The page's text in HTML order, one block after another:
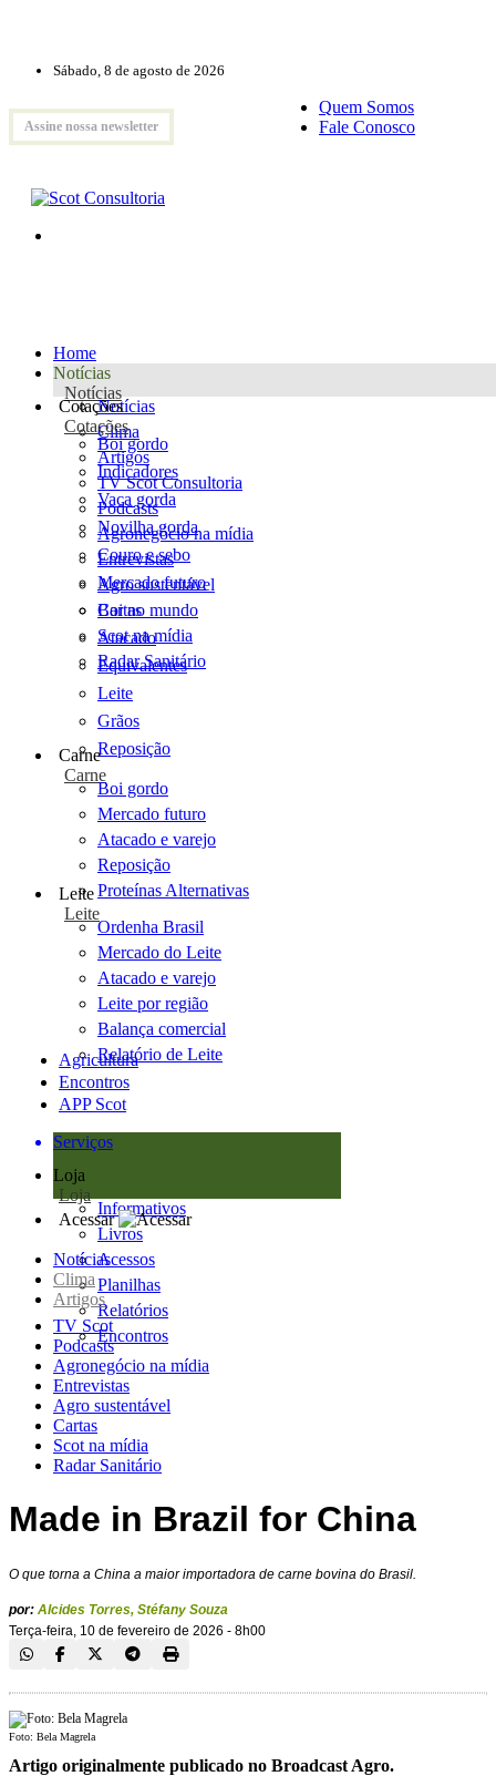
Sábado, 8 de agosto de 2026
Assine nossa newsletter
Quem Somos
Fale Conosco
Home
Notícias
Notícias
Notícias
Clima
Artigos
TV Scot Consultoria
Podcasts
Agronegócio na mídia
Entrevistas
Agro sustentável
Cartas
Scot na mídia
Radar Sanitário
Cotações
Cotações
Boi gordo
Indicadores
Vaca gorda
Novilha gorda
Couro e sebo
Mercado futuro
Boi no mundo
Atacado
Equivalentes
Leite
Grãos
Reposição
Carne
Carne
Boi gordo
Mercado futuro
Atacado e varejo
Reposição
Proteínas Alternativas
Leite
Leite
Ordenha Brasil
Mercado do Leite
Atacado e varejo
Leite por região
Balança comercial
Relatório de Leite
Agricultura
Encontros
APP Scot
Serviços
Loja
Loja
Informativos
Livros
Acessos
Planilhas
Relatórios
Encontros
Acessar
Notícias
Clima
Artigos
TV Scot
Podcasts
Agronegócio na mídia
Entrevistas
Agro sustentável
Cartas
Scot na mídia
Radar Sanitário
Made in Brazil for China
O que torna a China a maior importadora de carne bovina do Brasil.
por: Alcides Torres, Stéfany Souza
Terça-feira, 10 de fevereiro de 2026 - 8h00
Foto: Bela Magrela
Artigo originalmente publicado no Broadcast Agro.